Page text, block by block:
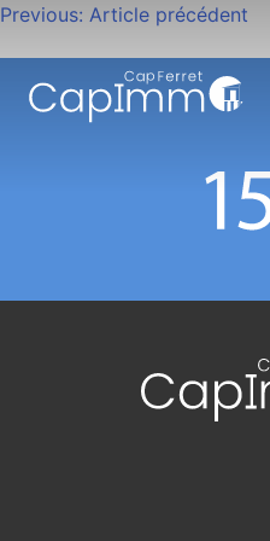
Navigation
de
l’article
Previous: Article précédent